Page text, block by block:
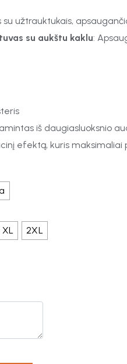
su užtrauktukais,
su aukštu kaklu:
iš daugiasluoksnio
efektą, kuris maksimaliai
XL 2XL